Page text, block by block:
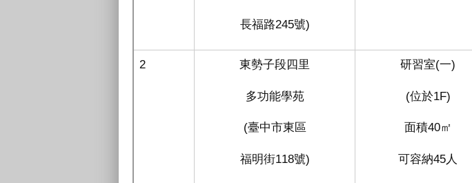
長福路245號)
2 東勢子段四里
多功能學苑
(臺中市東區
福明街118號)
研習室(一)
(位於1F)
面積40㎡
可容納45人